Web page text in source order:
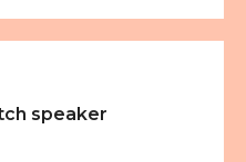
speaker